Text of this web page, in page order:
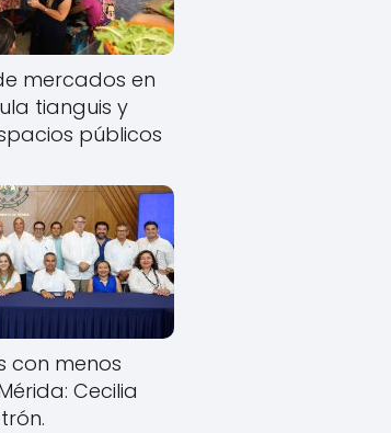
mercados en
tianguis y
públicos
con menos
Cecilia